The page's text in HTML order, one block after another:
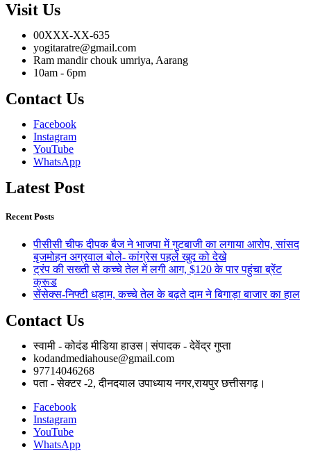
Visit Us
00XXX-XX-635
yogitaratre@gmail.com
Ram mandir chouk umriya, Aarang
10am - 6pm
Contact Us
Facebook
Instagram
YouTube
WhatsApp
Latest Post
Recent Posts
पीसीसी चीफ दीपक बैज ने भाजपा में गुटबाजी का लगाया आरोप, सांसद
बृजमोहन अग्रवाल बोले- कांग्रेस पहले खुद को देखे
ट्रंप की सख्ती से कच्चे तेल में लगी आग, $120 के पार पहुंचा ब्रेंट
क्रूड
सेंसेक्स-निफ्टी धड़ाम, कच्चे तेल के बढ़ते दाम ने बिगाड़ा बाजार का हाल
Contact Us
स्वामी - कोदंड मीडिया हाउस | संपादक - देवेंद्र गुप्ता
kodandmediahouse@gmail.com
97714046268
पता - सेक्टर -2, दीनदयाल उपाध्याय नगर,रायपुर छत्तीसगढ़।
Facebook
Instagram
YouTube
WhatsApp